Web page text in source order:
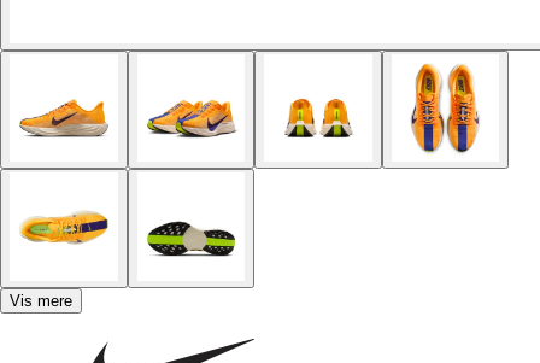
Vis mere